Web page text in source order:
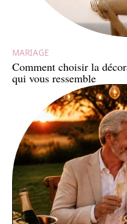
MARIAGE
Comment choisir la
qui vous ressemble